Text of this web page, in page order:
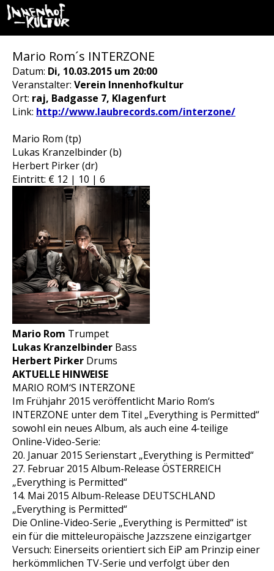
Mario Rom´s INTERZONE
Datum: Di, 10.03.2015 um 20:00
Veranstalter: Verein Innenhofkultur
Ort: raj, Badgasse 7, Klagenfurt
Link: http://www.laubrecords.com/interzone/
Mario Rom (tp)
Lukas Kranzelbinder (b)
Herbert Pirker (dr)
Eintritt: € 12 | 10 | 6
Mario Rom Trumpet
Lukas Kranzelbinder Bass
Herbert Pirker Drums
AKTUELLE HINWEISE
MARIO ROM‘S INTERZONE
Im Frühjahr 2015 veröffentlicht Mario Rom‘s
INTERZONE unter dem Titel „Everything is Permitted“
sowohl ein neues Album, als auch eine 4-teilige
Online-Video-Serie:
20. Januar 2015 Serienstart „Everything is Permitted“
27. Februar 2015 Album-Release ÖSTERREICH
„Everything is Permitted“
14. Mai 2015 Album-Release DEUTSCHLAND
„Everything is Permitted“
Die Online-Video-Serie „Everything is Permitted“ ist
ein für die mitteleuropäische Jazzszene einzigartger
Versuch: Einerseits orientiert sich EiP am Prinzip einer
herkömmlichen TV-Serie und verfolgt über den